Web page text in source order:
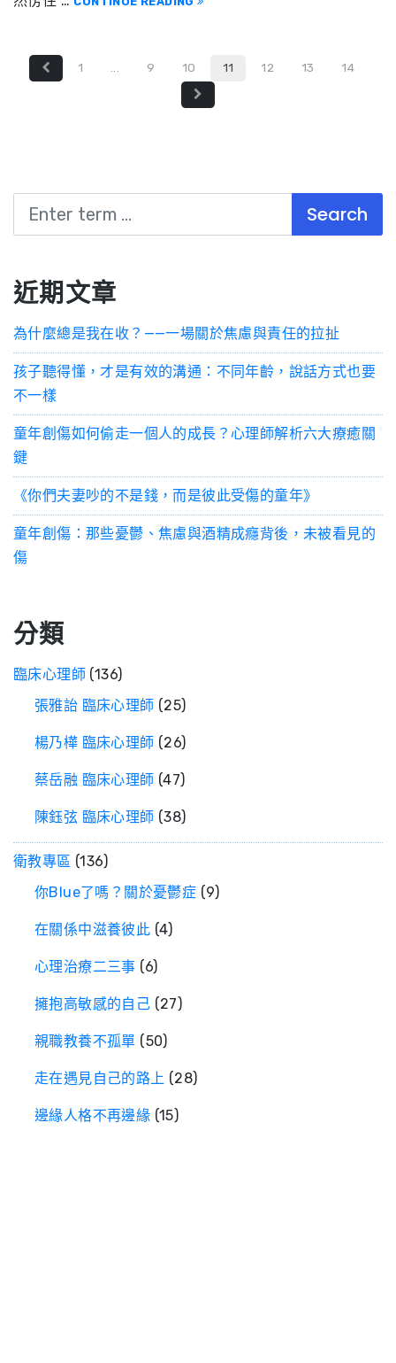
1 ... 9 10 11 12 13 14
近期文章
為什麼總是我在收？——一場關於焦慮與責任的拉扯
孩子聽得懂，才是有效的溝通：不同年齡，說話方式也要
不一樣
童年創傷如何偷走一個人的成長？心理師解析六大療癒關
鍵
《你們夫妻吵的不是錢，而是彼此受傷的童年》
童年創傷：那些憂鬱、焦慮與酒精成癮背後，未被看見的
傷
分類
臨床心理師 (136)
張雅詒 臨床心理師 (25)
楊乃樺 臨床心理師 (26)
蔡岳融 臨床心理師 (47)
陳鈺弦 臨床心理師 (38)
衛教專區 (136)
你Blue了嗎？關於憂鬱症 (9)
在關係中滋養彼此 (4)
心理治療二三事 (6)
擁抱高敏感的自己 (27)
親職教養不孤單 (50)
走在遇見自己的路上 (28)
邊緣人格不再邊緣 (15)